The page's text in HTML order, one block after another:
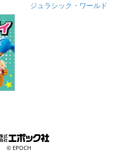
ジュラシック・ワールド
© EPOCH